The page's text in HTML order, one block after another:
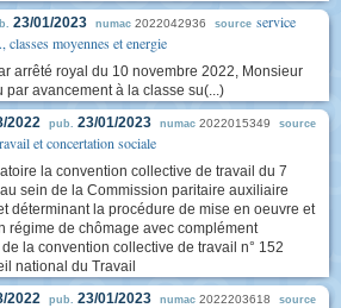
23/01/2023 numac 2022042936 source service
moyennes et energie
arrêté royal du 10 novembre 2022, Monsieur
par avancement à la classe su(...)
2022 pub. 23/01/2023 numac 2022015349 source
et concertation sociale
la convention collective de travail du 7
sein de la Commission paritaire auxiliaire
déterminant la procédure de mise en oeuvre et
régime de chômage avec complément
la convention collective de travail n° 152
national du Travail
2022 pub. 23/01/2023 numac 2022203618 source